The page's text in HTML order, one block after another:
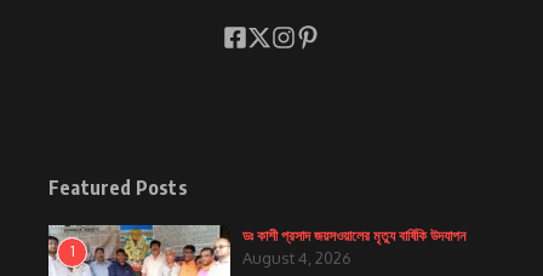
Featured Posts
1
ডঃ কাশী প্রসাদ জয়সওয়ালের মৃত্যু বার্ষিকি উদযাপন
August 4, 2026